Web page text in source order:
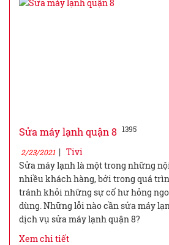
Sửa máy lạnh quận 8 1395
2/23/2021| Tivi
Sửa máy lạnh là một trong những
nhiều khách hàng, bởi trong quá
tránh khỏi những sự cố hư hỏng
dùng. Những lỗi nào cần sửa máy
dịch vụ sửa máy lạnh quận 8?
Xem chi tiết